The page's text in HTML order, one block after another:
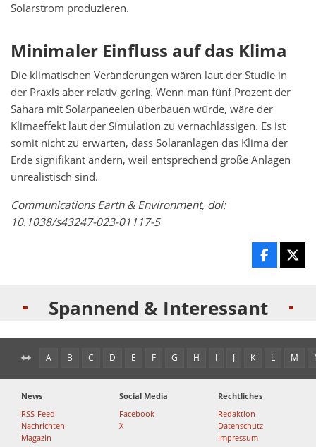
Solarstrom produzieren.
Minimaler Einfluss auf das Klima
Die klimatischen Veränderungen wären laut der Studie in
der Praxis aber relativ gering. Wenn man fünf Prozent der
Sahara mit Solarpaneelen überbauen würde, wäre der
Klimaeffekt laut der Simulation zu vernachlässigen. Es ist
somit nicht zu erwarten, dass Solaranlagen das Klima der
Erde signifikant ändern, weil entsprechend große Anlagen
unrealistisch sind.
Communications Earth & Environment, doi:
10.1038/s43247-023-01117-5
Spannend & Interessant
A B C D E F G H I J K L M
News
RSS-Feed
Nachrichten
Magazin
Social Media
Facebook
X
Rechtliches
Redaktion
Datenschutz
Impressum